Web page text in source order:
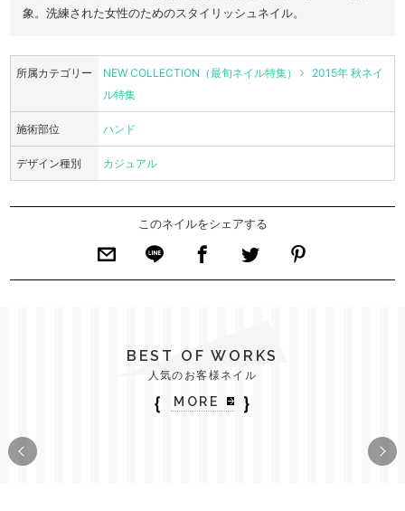
象。洗練された女性のためのスタイリッシュネイル。
所属カテゴリー NEW COLLECTION（最旬ネイル特集）
2015年 秋ネイ
ル特集
施術部位 ハンド
デザイン種別 カジュアル
このネイルをシェアする
BEST OF WORKS
人気のお客様ネイル
｛ MORE ｝